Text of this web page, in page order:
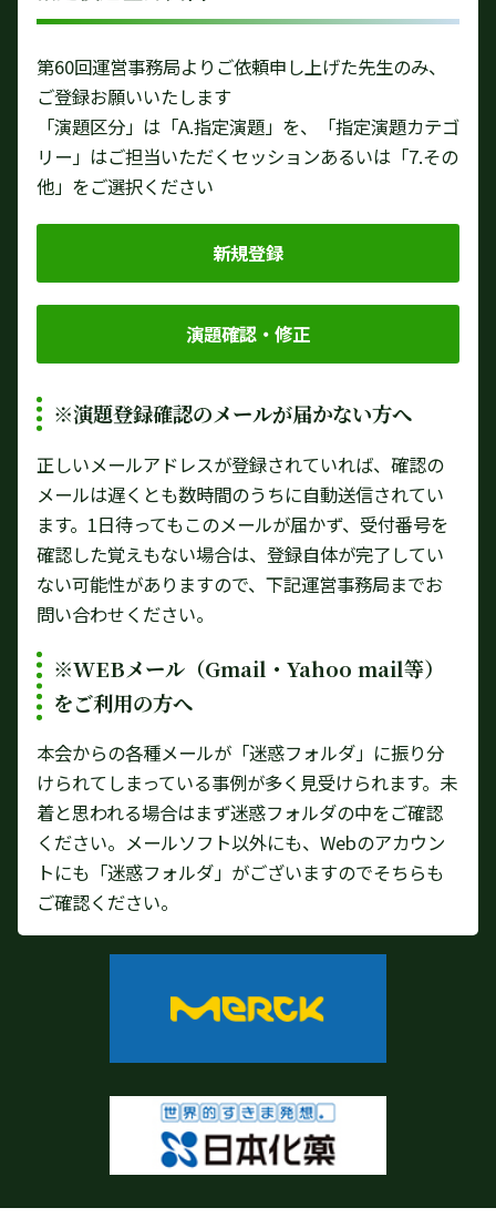
第60回運営事務局よりご依頼申し上げた先生のみ、
ご登録お願いいたします
「演題区分」は「A.指定演題」を、「指定演題カテゴ
リー」はご担当いただくセッションあるいは「7.その
他」をご選択ください
新規登録
演題確認・修正
※演題登録確認のメールが届かない方へ
正しいメールアドレスが登録されていれば、確認の
メールは遅くとも数時間のうちに自動送信されてい
ます。1日待ってもこのメールが届かず、受付番号を
確認した覚えもない場合は、登録自体が完了してい
ない可能性がありますので、下記運営事務局までお
問い合わせください。
※WEBメール（Gmail・Yahoo mail等）
をご利用の方へ
本会からの各種メールが「迷惑フォルダ」に振り分
けられてしまっている事例が多く見受けられます。未
着と思われる場合はまず迷惑フォルダの中をご確認
ください。メールソフト以外にも、Webのアカウン
トにも「迷惑フォルダ」がございますのでそちらも
ご確認ください。